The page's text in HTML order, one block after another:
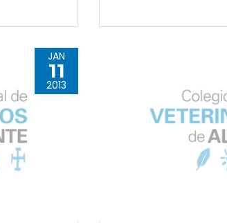
JAN
11
2013